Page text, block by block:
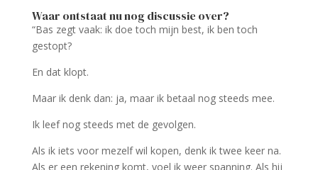
Waar ontstaat nu nog discussie over?
“Bas zegt vaak: ik doe toch mijn best, ik ben toch
gestopt?
En dat klopt.
Maar ik denk dan: ja, maar ik betaal nog steeds mee.
Ik leef nog steeds met de gevolgen.
Als ik iets voor mezelf wil kopen, denk ik twee keer na.
Als er een rekening komt, voel ik weer spanning. Als hij